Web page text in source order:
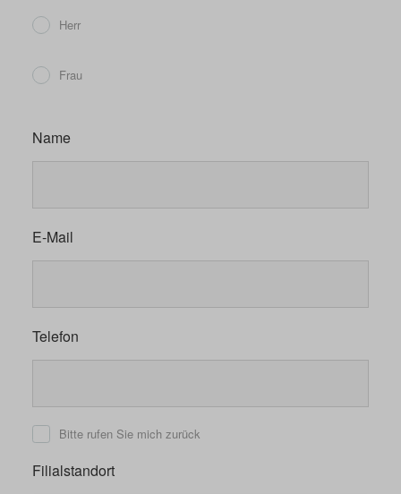
Herr
Frau
Name
E-Mail
Telefon
Bitte rufen Sie mich zurück
Filialstandort